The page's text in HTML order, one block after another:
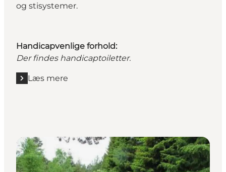
og stisystemer.
Handicapvenlige forhold:
Der findes handicaptoiletter.
Læs mere
Læs mere "Lystanlæggets Legeplads"